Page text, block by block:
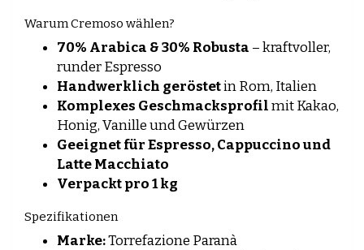
Warum Cremoso wählen?
70% Arabica & 30% Robusta – kraftvoller,
runder Espresso
Handwerklich geröstetin Rom, Italien
Komplexes Geschmacksprofilmit Kakao,
Honig, Vanille und Gewürzen
Geeignet für Espresso, Cappuccino und
Latte Macchiato
Verpackt pro 1 kg
Spezifikationen
Marke:Torrefazione Paranà